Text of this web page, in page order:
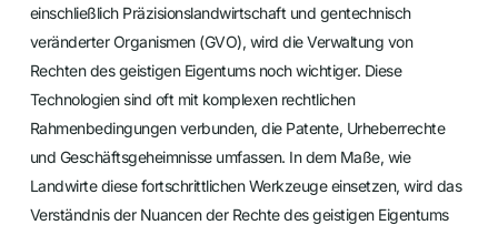
einschließlich Präzisionslandwirtschaft und gentechnisch
veränderter Organismen (GVO), wird die Verwaltung von
Rechten des geistigen Eigentums noch wichtiger. Diese
Technologien sind oft mit komplexen rechtlichen
Rahmenbedingungen verbunden, die Patente, Urheberrechte
und Geschäftsgeheimnisse umfassen. In dem Maße, wie
Landwirte diese fortschrittlichen Werkzeuge einsetzen, wird das
Verständnis der Nuancen der Rechte des geistigen Eigentums